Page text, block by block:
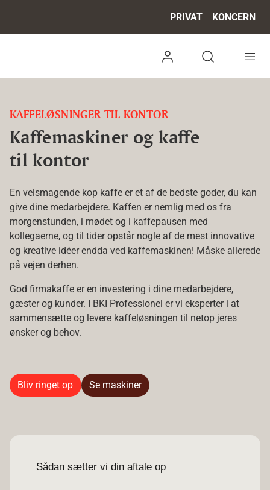
PRIVAT KONCERN
Log ind
KAFFELØSNINGER TIL KONTOR
Kaffemaskiner og kaffe
til kontor
En velsmagende kop kaffe er et af de bedste goder, du kan
give dine medarbejdere. Kaffen er nemlig med os fra
morgenstunden, i mødet og i kaffepausen med
kollegaerne, og til tider opstår nogle af de mest innovative
og kreative idéer endda ved kaffemaskinen! Måske allerede
på vejen derhen.
God firmakaffe er en investering i dine medarbejdere,
gæster og kunder. I BKI Professionel er vi eksperter i at
sammensætte og levere kaffeløsningen til netop jeres
ønsker og behov.
Bliv ringet op Se maskiner
Sådan sætter vi din aftale op